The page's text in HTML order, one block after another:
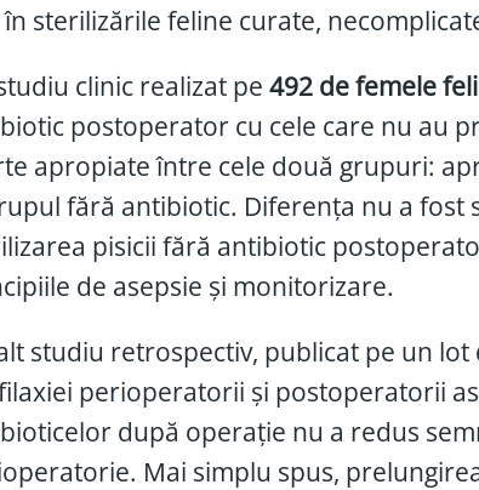
sterilizările feline curate,
clinic realizat pe 492 de femele
postoperator cu cele care nu au
apropiate între cele două grupuri:
fără antibiotic. Diferența nu a fost
pisicii fără antibiotic
de asepsie și monitorizare.
studiu retrospectiv, publicat pe un lot
perioperatorii și postoperatorii
după operație nu a redus
Mai simplu spus,